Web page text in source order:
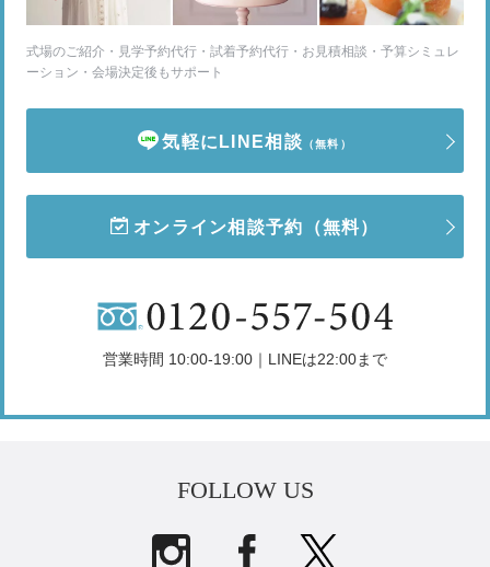
式場のご紹介・見学予約代行・試着予約代行・お見積相談・予算シミュレ
ーション・会場決定後もサポート
気軽にLINE相談 （無料）
オンライン相談予約 （無料）
営業時間 10:00-19:00｜LINEは22:00まで
FOLLOW US